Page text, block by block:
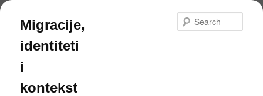
Skip
primary
content
Migracije,
identiteti
i
kontekst